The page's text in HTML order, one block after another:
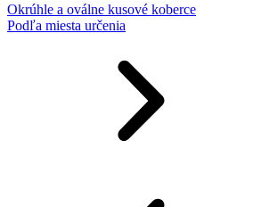
Okrúhle a oválne kusové koberce
Podľa miesta určenia